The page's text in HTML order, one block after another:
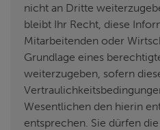
nicht an Dritte
bleibt Ihr Recht, diese
Mitarbeitenden oder
Grundlage eines
weiterzugeben, sofern
Wesentlichen den hierin
entsprechen. Sie dürfen